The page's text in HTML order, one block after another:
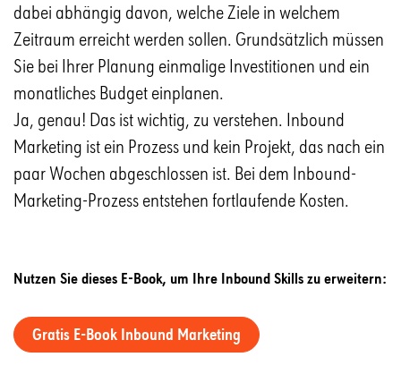
dabei abhängig davon, welche Ziele in welchem
Zeitraum erreicht werden sollen. Grundsätzlich müssen
Sie bei Ihrer Planung einmalige Investitionen und ein
monatliches Budget einplanen.
Ja, genau! Das ist wichtig, zu verstehen. Inbound
Marketing ist ein Prozess und kein Projekt, das nach ein
paar Wochen abgeschlossen ist. Bei dem Inbound-
Marketing-Prozess entstehen fortlaufende Kosten.
Nutzen Sie dieses E-Book, um Ihre Inbound Skills zu erweitern:
Gratis E-Book Inbound Marketing